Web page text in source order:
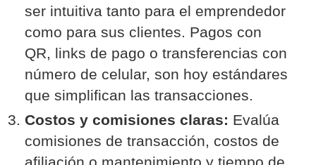
ser intuitiva tanto para el emprendedor
como para sus clientes. Pagos con
QR, links de pago o transferencias con
número de celular, son hoy estándares
que simplifican las transacciones.
Costos y comisiones claras: Evalúa
comisiones de transacción, costos de